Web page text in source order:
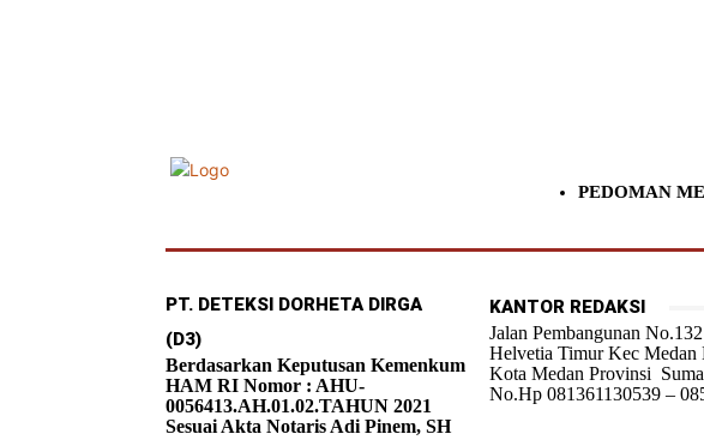
PEDOMAN
PT. DETEKSI DORHETA DIRGA
(D3)
Berdasarkan Keputusan Kemenkum
HAM RI Nomor : AHU-
0056413.AH.01.02.TAHUN 2021
Sesuai Akta Notaris Adi Pinem, SH
KANTOR REDAKSI
Jalan Pembangunan
Helvetia Timur Kec Medan
Kota Medan Provinsi
No.Hp 081361130539 –